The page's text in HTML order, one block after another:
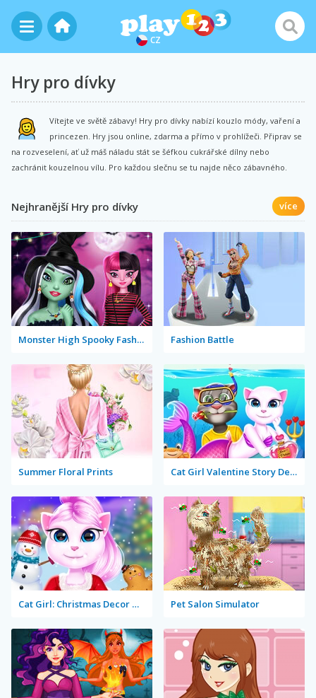
CZ
Hry pro dívky
Vítejte ve světě zábavy! Hry pro dívky nabízí kouzlo módy, vaření a
princezen. Hry jsou online, zdarma a přímo v prohlížeči. Připrav se
na rozveselení, ať už máš náladu stát se šéfkou cukrářské dílny nebo
zachránit kouzelnou vílu. Pro každou slečnu se tu najde něco zábavného.
Nejhranější Hry pro dívky více
Monster High Spooky Fashion Fashion Battle
Summer Floral Prints Cat Girl Valentine Story Deep Water
Cat Girl: Christmas Decor Game Pet Salon Simulator